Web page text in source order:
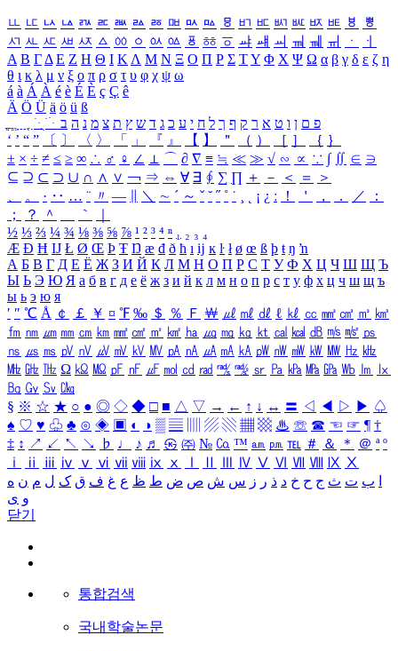
ㅥ ㅦ ㅧ ㅨ ㅩ ㅪ ㅫ ㅬ ㅭ ㅮ ㅯ ㅰ ㅱ ㅲ ㅳ ㅴ ㅵ ㅶ ㅷ ㅸ
ㅹ
ㅺ ㅻ ㅼ ㅽ ㅾ ㅿ ㆀ ㆁ ㆂ ㆃ ㆄ ㆅ ㆆ ㆇ ㆈ ㆉ ㆊ ㆋ ㆌ ㆍ
ㆎ
Α Β ΓΔ Ε Ζ Η Θ Ι ΚΛ Μ Ν Ξ Ο Π Ρ Σ ΤΥ Φ Χ Ψ Ω α β γ δ ε ζ η
θ ι κ λ μ ν ξ ο π ρ σ τ υ φ χ ψ ω
á à Á À é è É È ç Ç ê
Ä Ö Ü ä ö ü ß
ִֶֹ ֻּ ׁׂ פ ם ן ו ט א ר ק ף ך ל ח י ע כ ג ד ש ץ ת צ מ נ ה ב
‘ ’ “ ” 〔 〕 〈 〉 「 」 『 』 【 】 ＂ （ ） ［ ］ ｛ ｝
± × ÷ ≠ ≤ ≥ ∞ ∴ ♂ ♀ ∠ ⊥ ⌒ ∂ ∇ ≡ ≒ ≪ ≫ √ ∽ ∝ ∵ ∫ ∬ ∈ ∋
⊆ ⊇ ⊂ ⊃ ∪ ∩ ∧ ∨ ￢ ⇒ ⇔ ∀ ∃ ∮ ∑ ∏ ＋ － ＜ ＝
＞
、
。 · ‥ … ¨ 〃 ― ＼ ∼ ´ ～ ˇ ˘ ˝ ˚ ˙ ¸ ¡ ¿ ː ！ ＇ ， ． ／
：
；
？ ＾ ｀
½ ⅓ ⅔ ¼ ¾ ⅛ ⅜ ⅝ ⅞ ¹ ² ³ ⁴ ⁿ ₁ ₂ ₃ ₄
Æ Ð Ħ Ĳ Ł Ø Œ Þ Ŧ Ŋ æ đ ð ħ ı ĳ ĸ ŀ ł ø œ ß þ ŧ ŋ ŉ
А Б В Г Д Е Ё Ж З И Й К Л М Н О П Р С Т У Ф Х Ц Ч Ш Щ Ъ
Ы Ь Э Ю Я а б в г д е ё ж з и й к л м н о п р с т у ф х ц ч ш щ ъ
ы ь э ю я
′ ″ ℃ Å ￠ ￡ ￥ ¤ ℉ ‰ ＄ ％ Ｆ ￦ ㎕ ㎖ ㎗ ℓ ㎘ ㏄ ㎣ ㎤ ㎥ ㎦
㎙ ㎚ ㎛ ㎜ ㎝ ㎞ ㎟ ㎠ ㎡ ㎢ ㏊ ㎍ ㎎ ㎏ ㏏ ㎈ ㎉ ㏈ ㎧ ㎨ ㎰
㎱ ㎲ ㎳ ㎴ ㎵ ㎶ ㎷ ㎸ ㎹ ㎀ ㎁ ㎂ ㎃ ㎄ ㎺ ㎻ ㎽ ㎾ ㎿ ㎐ ㎑
㎒ ㎓ ㎔ Ω ㏀ ㏁ ㎊ ㎋ ㎌ ㏖ ㏅ ㎭ ㎮ ㎯ ㏛ ㎩ ㎪ ㎫ ㎬ ㏝ ㏐
㏓
㏃ ㏉ ㏜ ㏆
§ ※ ☆ ★ ○ ● ◎ ◇ ◆ □ ■ △ ▽ → ← ↑ ↓ ↔ 〓 ◁ ◀ ▷ ▶ ♤
♠ ♡ ♥ ♧ ♣ ⊙ ◈ ▣ ◐ ◑ ▒ ▤ ▨ ▧ ▦ ▩ ♨ ☏ ☎ ☜ ☞ ¶ †
‡ ↕ ↗ ↙ ↖ ↘ ♭ ♩ ♪ ♬ ㉿ ㈜ № ㏇ ™ ㏂ ㏘ ℡ ＃ ＆ ＊ ＠ ª º
ⅰ
ⅱ ⅲ ⅳ ⅴ ⅵ ⅶ ⅷ ⅸ ⅹ Ⅳ Ⅴ Ⅵ Ⅶ Ⅷ Ⅸ Ⅹ
ب ت ث ج ح خ د ذ ر ز س ش ص ض ط ظ ع غ ف ق ک ل م ن ه
و ی
닫기
통합검색
국내학술논문